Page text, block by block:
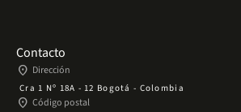
Contacto
place Dirección
Cra 1 Nº 18A - 12 Bogotá - Colombia
place Código postal